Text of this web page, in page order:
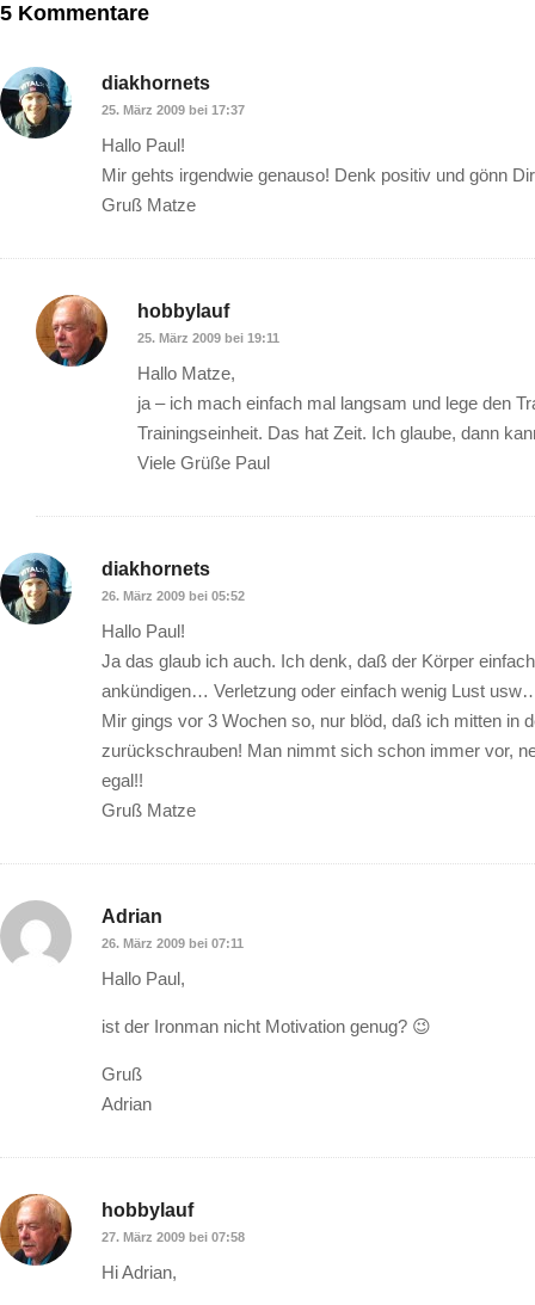
5 Kommentare
diakhornets
25. März 2009 bei 17:37
Hallo Paul!
Mir gehts irgendwie genauso! Denk positiv und gönn
Gruß Matze
hobbylauf
25. März 2009 bei 19:11
Hallo Matze,
ja – ich mach einfach mal langsam und lege den
Trainingseinheit. Das hat Zeit. Ich glaube, dann
Viele Grüße Paul
diakhornets
26. März 2009 bei 05:52
Hallo Paul!
Ja das glaub ich auch. Ich denk, daß der Körper
ankündigen… Verletzung oder einfach wenig Lust
Mir gings vor 3 Wochen so, nur blöd, daß ich mitten in
zurückschrauben! Man nimmt sich schon immer vor,
egal!!
Gruß Matze
Adrian
26. März 2009 bei 07:11
Hallo Paul,
ist der Ironman nicht Motivation genug? 😉
Gruß
Adrian
hobbylauf
27. März 2009 bei 07:58
Hi Adrian,